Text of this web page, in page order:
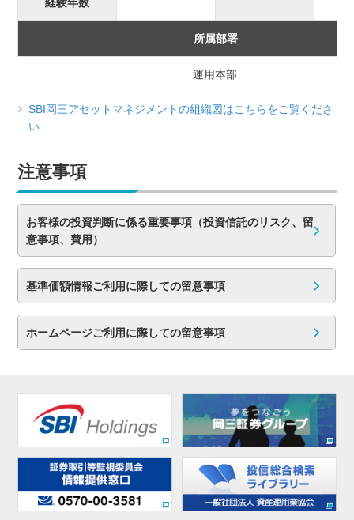
所属部署
運用本部
SBI岡三アセットマネジメントの組織図はこちらをご覧くださ
い
注意事項
お客様の投資判断に係る重要事項（投資信託のリスク、留
意事項、費用）
基準価額情報ご利用に際しての留意事項
ホームページご利用に際しての留意事項